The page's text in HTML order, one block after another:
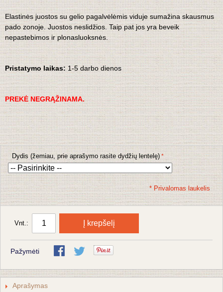
Elastinės juostos su gelio pagalvėlėmis viduje sumažina skausmus
pado zonoje. Juostos neslidžios. Taip pat jos yra beveik
nepastebimos ir plonasluoksnės.
Pristatymo laikas:1-5 darbo dienos
PREKĖ NEGRĄŽINAMA.
Dydis (žemiau, prie aprašymo rasite dydžių lentelę)
* Privalomas laukelis
Vnt.: Į krepšelį
Pažymėti
Aprašymas